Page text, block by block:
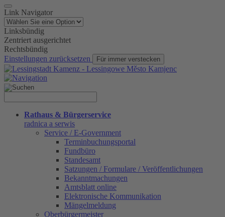
Link Navigator
Linksbündig
Zentriert ausgerichtet
Rechtsbündig
Einstellungen zurücksetzen
Für immer verstecken
Rathaus & Bürgerservice
radnica a serwis
Service / E-Government
Terminbuchungsportal
Fundbüro
Standesamt
Satzungen / Formulare / Veröffentlichungen
Bekanntmachungen
Amtsblatt online
Elektronische Kommunikation
Mängelmeldung
Oberbürgermeister